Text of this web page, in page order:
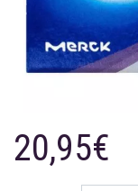
20,95€